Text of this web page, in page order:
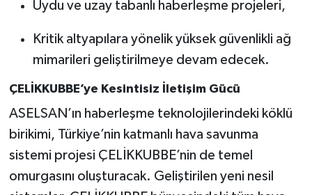
Uydu ve uzay tabanlı haberleşme projeleri,
Kritik altyapılara yönelik yüksek güvenlikli ağ
mimarileri geliştirilmeye devam edecek.
ÇELİKKUBBE’ye Kesintisiz İletişim Gücü
ASELSAN’ın haberleşme teknolojilerindeki köklü
birikimi, Türkiye’nin katmanlı hava savunma
sistemi projesi ÇELİKKUBBE’nin de temel
omurgasını oluşturacak. Geliştirilen yeni nesil